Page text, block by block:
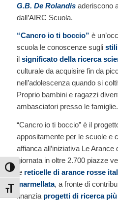
Attiva/disattiva alto contrasto
Attiva/disattiva dimensione testo
G.B. De Rolandisaderiscono
dall’AIRC Scuola.
“Cancro io ti boccio” è
scuola le conoscenze sugli
il significato della ricerca
culturale da acquisire fin da
nell’adolescenza quando si
Proprio bambini e ragazzi
ambasciatori presso le famiglie.
“Cancro io ti boccio” è il
appositamente per le scuole e
affianca all’iniziativa Le
giornata in oltre 2.700 piazze
le reticelle di arance rosse
marmellata, a fronte di
finanzia progetti di ricerca